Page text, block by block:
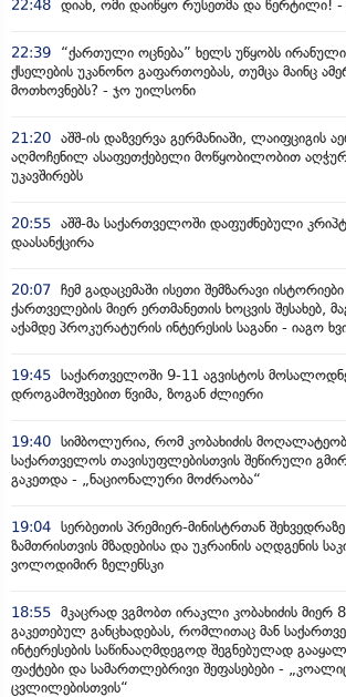
22:48 დიახ, ომი დაიწყო რუსეთმა და წერტილი! -
22:39
“ქართული ოცნება” ხელს უწყობს
ქსელების უკანონო გაფართოებას, თუმცა მაინც
მოთხოვნებს? - ჯო უილსონი
21:20 აშშ-ის დაზვერვა გერმანიაში, ლაიფციგის
აღმოჩენილ ასაფეთქებელი მოწყობილობით
უკავშირებს
20:55 აშშ-მა საქართველოში დაფუძნებული
დაასანქცირა
20:07 ჩემ გადაცემაში ისეთი შემზარავი
ქართველების მიერ ერთმანეთის ხოცვის შესახებ,
აქამდე პროკურატურის ინტერესის საგანი - იაგო
19:45 საქართველოში 9-11 აგვისტოს
დროგამოშვებით წვიმა, ზოგან ძლიერი
19:40 სიმბოლურია, რომ კობახიძის
საქართველოს თავისუფლებისთვის შეწირული
გაკეთდა - „ნაციონალური მოძრაობა“
19:04 სერბეთის პრემიერ-მინისტრთან
ზამთრისთვის მზადებისა და უკრაინის აღდგენის
ვოლოდიმირ ზელენსკი
18:55 მკაცრად ვგმობთ ირაკლი კობახიძის მიერ
გაკეთებულ განცხადებას, რომლითაც მან
ინტერესების საწინააღმდეგოდ შეგნებულად
ფაქტები და სამართლებრივი შეფასებები -
ცვლილებისთვის“